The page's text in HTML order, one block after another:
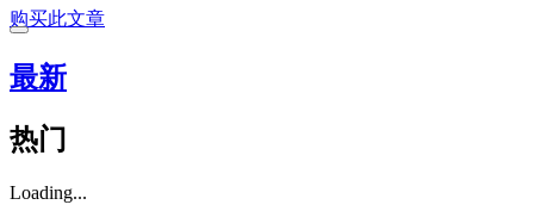
购买此文章
最新
热门
Loading...